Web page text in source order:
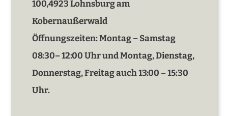
100,4923 Lohnsburg am
Kobernaußerwald
Öffnungszeiten: Montag – Samstag
08:30– 12:00 Uhr und Montag, Dienstag,
Donnerstag, Freitag auch 13:00 – 15:30
Uhr.